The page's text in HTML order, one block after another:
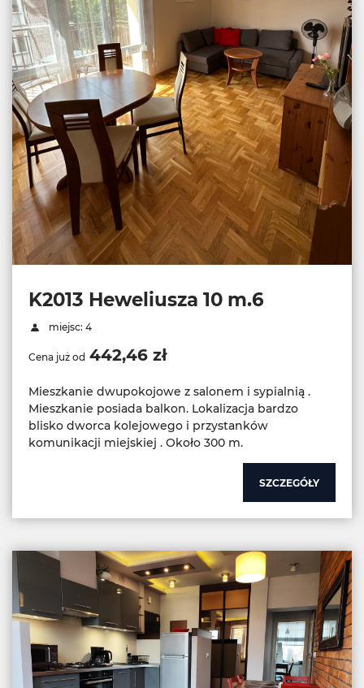
K2013 Heweliusza 10 m.6
miejsc: 4
Cena już od 442,46 zł
Mieszkanie dwupokojowe z salonem i sypialnią .
Mieszkanie posiada balkon. Lokalizacja bardzo
blisko dworca kolejowego i przystanków
komunikacji miejskiej . Około 300 m.
SZCZEGÓŁY